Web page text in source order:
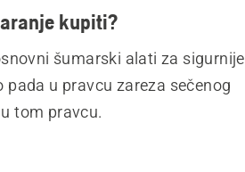
kupiti?
šumarski alati za sigurnije
u pravcu zareza sečenog
tom pravcu.